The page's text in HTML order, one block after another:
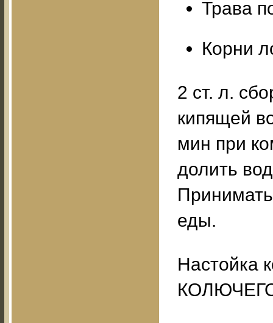
Трава
Корни
2 ст. л.
кипящей
мин при
долить
еды.
Настойка